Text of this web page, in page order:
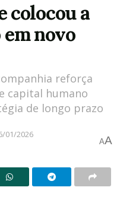
colocou a
novo
reforça
capital humano
de longo prazo
01/2026
AA